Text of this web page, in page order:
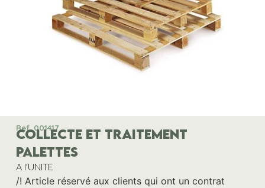
Ref. 001417
COLLECTE ET TRAITEMENT
PALETTES
A l'UNITE
/! Article réservé aux clients qui ont un contrat